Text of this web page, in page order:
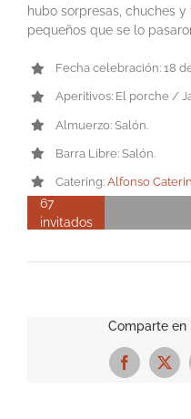
hubo sorpresas, chuches
pequeños que se lo
Fecha celebración: 18
Aperitivos: El porche /
Almuerzo: Salón.
Barra Libre: Salón.
Catering:Alfonso
67
invitados
Comparte en
Facebook
X